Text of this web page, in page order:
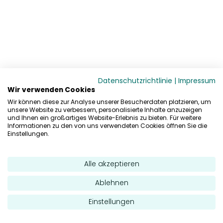
Datenschutzrichtlinie | Impressum
Wir verwenden Cookies
Wir können diese zur Analyse unserer Besucherdaten platzieren, um
unsere Website zu verbessern, personalisierte Inhalte anzuzeigen
und Ihnen ein großartiges Website-Erlebnis zu bieten. Für weitere
Informationen zu den von uns verwendeten Cookies öffnen Sie die
Einstellungen.
Alle akzeptieren
Ablehnen
Einstellungen